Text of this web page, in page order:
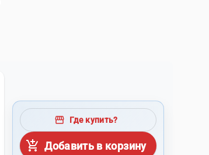
storefront Где купить?
add_shopping_cart Добавить в корзину